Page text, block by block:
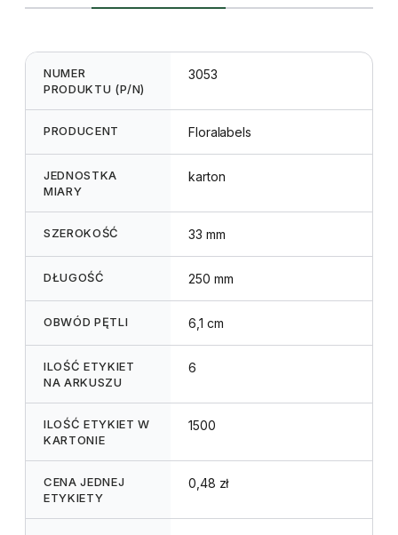
NUMER
PRODUKTU (P/N)
3053
PRODUCENT Floralabels
JEDNOSTKA
MIARY
karton
SZEROKOŚĆ 33 mm
DŁUGOŚĆ 250 mm
OBWÓD PĘTLI 6,1 cm
ILOŚĆ ETYKIET
NA ARKUSZU
6
ILOŚĆ ETYKIET W
KARTONIE
1500
CENA JEDNEJ
ETYKIETY
0,48 zł